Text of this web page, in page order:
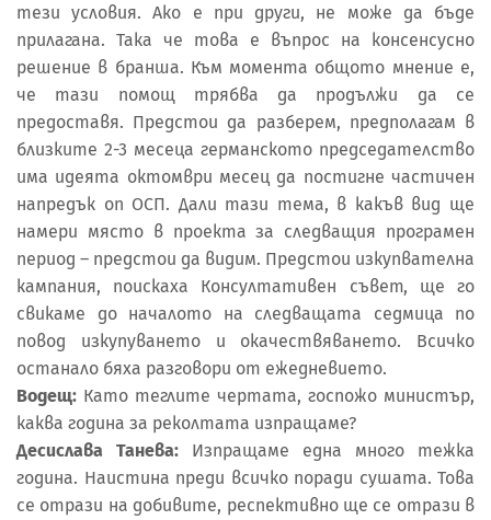
тези условия. Ако е при други, не може да бъде
прилагана. Така че това е въпрос на консенсусно
решение в бранша. Към момента общото мнение е,
че тази помощ трябва да продължи да се
предоставя. Предстои да разберем, предполагам в
близките 2-3 месеца германското председателство
има идеята октомври месец да постигне частичен
напредък оп ОСП. Дали тази тема, в какъв вид ще
намери място в проекта за следващия програмен
период – предстои да видим. Предстои изкупвателна
кампания, поискаха Консултативен съвет, ще го
свикаме до началото на следващата седмица по
повод изкупуването и окачествяването. Всичко
останало бяха разговори от ежедневието.
Водещ: Като теглите чертата, госпожо министър,
каква година за реколтата изпращаме?
Десислава Танева: Изпращаме една много тежка
година. Наистина преди всичко поради сушата. Това
се отрази на добивите, респективно ще се отрази в